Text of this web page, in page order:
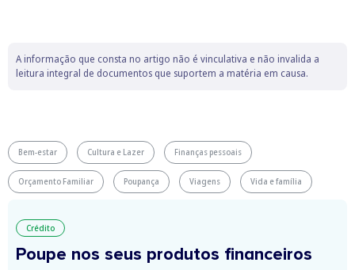
A informação que consta no artigo não é vinculativa e não invalida a
leitura integral de documentos que suportem a matéria em causa.
Bem-estar Cultura e Lazer Finanças pessoais
Orçamento Familiar Poupança Viagens Vida e família
Crédito
Poupe nos seus produtos financeiros